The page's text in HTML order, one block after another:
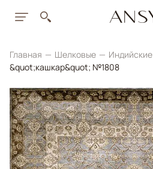
Главная Шелковые Индийские
&quot;кашкар&quot; №1808